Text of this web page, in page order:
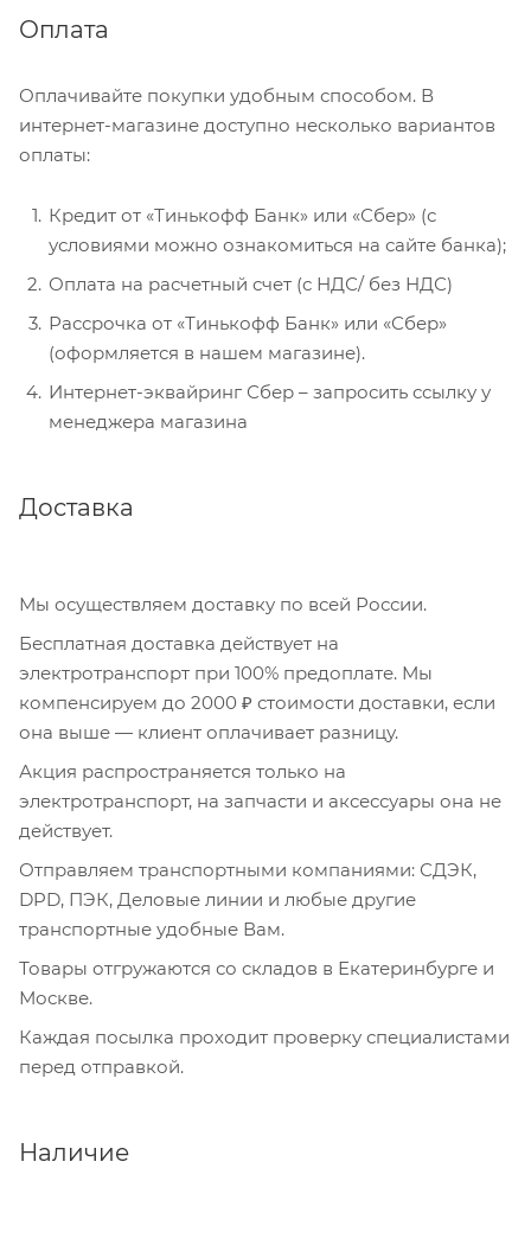
Оплата
Оплачивайте покупки удобным способом. В
интернет-магазине доступно несколько вариантов
оплаты:
Кредит от «Тинькофф Банк» или «Сбер» (с
условиями можно ознакомиться на сайте банка);
Оплата на расчетный счет (с НДС/ без НДС)
Рассрочка от «Тинькофф Банк» или «Сбер»
(оформляется в нашем магазине).
Интернет-эквайринг Сбер – запросить ссылку у
менеджера магазина
Доставка
Мы осуществляем доставку по всей России.
Бесплатная доставка действует на
электротранспорт при 100% предоплате. Мы
компенсируем до 2000 ₽ стоимости доставки, если
она выше — клиент оплачивает разницу.
Акция распространяется только на
электротранспорт, на запчасти и аксессуары она не
действует.
Отправляем транспортными компаниями: СДЭК,
DPD, ПЭК, Деловые линии и любые другие
транспортные удобные Вам.
Товары отгружаются со складов в Екатеринбурге и
Москве.
Каждая посылка проходит проверку специалистами
перед отправкой.
Наличие